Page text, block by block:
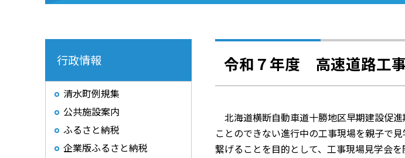
行政情報
清水町例規集
公共施設案内
ふるさと納税
企業版ふるさと納税
令和７年度 高速道路工
北海道横断自動車道十勝地区早期建設促
ことのできない進行中の工事現場を親子で
繋げることを目的として、工事現場見学会を